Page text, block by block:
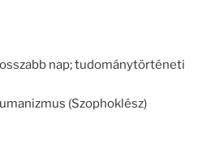
nap; tudománytörténeti
(Szophoklész)